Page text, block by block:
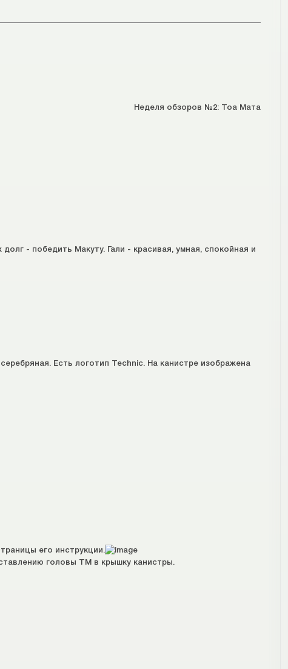
Неделя обзоров №2: Тоа Мата
- победить Макуту. Гали - красивая, умная, спокойная и
Есть логотип Technic. На канистре изображена
его инструкции.
головы ТМ в крышку канистры.